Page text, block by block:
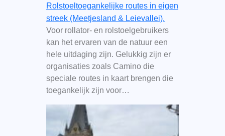
Rolstoeltoegankelijke routes in eigen
streek (Meetjesland & Leievallei).
Voor rollator- en rolstoelgebruikers
kan het ervaren van de natuur een
hele uitdaging zijn. Gelukkig zijn er
organisaties zoals Camino die
speciale routes in kaart brengen die
toegankelijk zijn voor…